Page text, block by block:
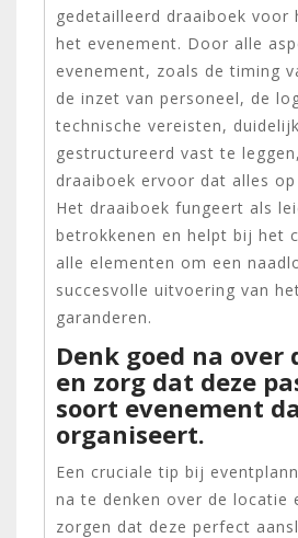
gedetailleerd draaiboek voor
het evenement. Door alle
evenement, zoals de timing
de inzet van personeel, de
technische vereisten,
gestructureerd vast te
draaiboek ervoor dat alles
Het draaiboek fungeert als
betrokkenen en helpt bij het
alle elementen om een
succesvolle uitvoering van
garanderen.
Denk goed na over
en zorg dat deze
soort evenement
organiseert.
Een cruciale tip bij
na te denken over de locatie
zorgen dat deze perfect